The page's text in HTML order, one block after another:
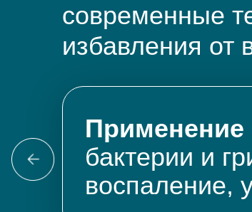
современные
избавления от
Применение
бактерии и
воспаление,